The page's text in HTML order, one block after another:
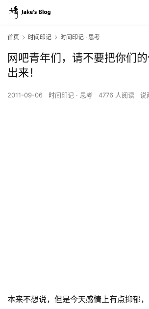
首页 时间印记 时间印记 · 思考
网吧青年们，请不要把你们
出来！
2011-09-06 时间印记 · 思考 4776 人阅读 说
本来不想说，但是今天感情上有点抑郁